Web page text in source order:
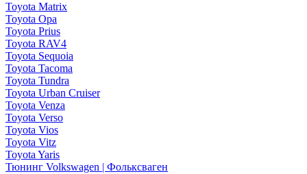
Toyota Matrix
Toyota Opa
Toyota Prius
Toyota RAV4
Toyota Sequoia
Toyota Tacoma
Toyota Tundra
Toyota Urban Cruiser
Toyota Venza
Toyota Verso
Toyota Vios
Toyota Vitz
Toyota Yaris
Тюнинг Volkswagen | Фольксваген